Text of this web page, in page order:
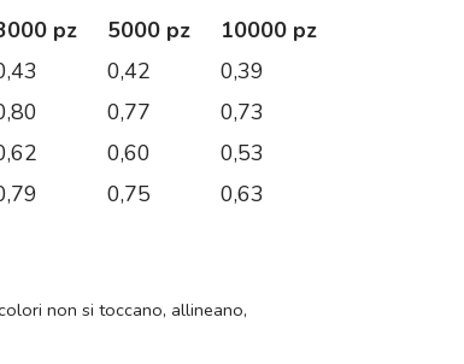
pz 5000 pz
10000 pz
0,42
0,39
0,77
0,73
0,60
0,53
0,75 0,63
non si toccano, allineano,